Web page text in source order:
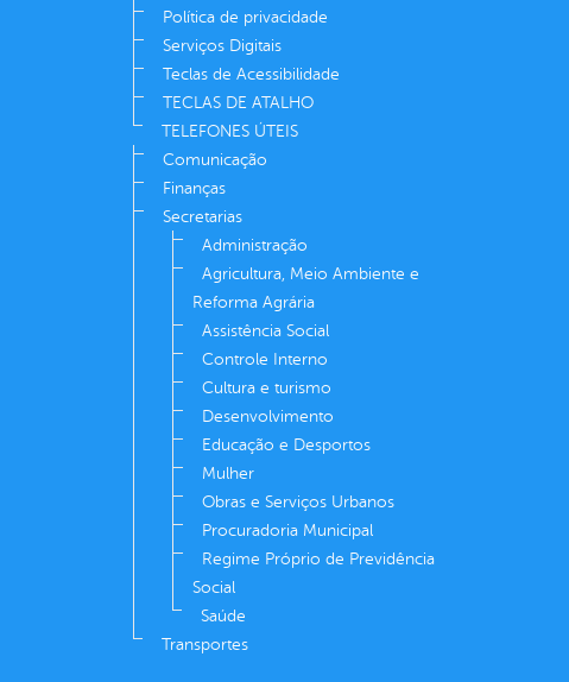
Política de privacidade
Serviços Digitais
Teclas de Acessibilidade
TECLAS DE ATALHO
TELEFONES ÚTEIS
Comunicação
Finanças
Secretarias
Administração
Agricultura, Meio Ambiente e
Reforma Agrária
Assistência Social
Controle Interno
Cultura e turismo
Desenvolvimento
Educação e Desportos
Mulher
Obras e Serviços Urbanos
Procuradoria Municipal
Regime Próprio de Previdência
Social
Saúde
Transportes